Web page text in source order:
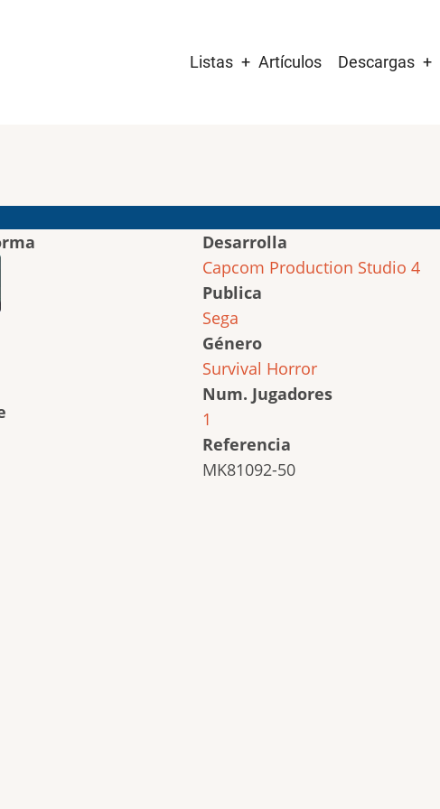
navigation
Listas Artículos Descargas
Desarrolla
Capcom Production Studio 4
Publica
Sega
Género
Survival Horror
Num. Jugadores
1
Referencia
MK81092-50